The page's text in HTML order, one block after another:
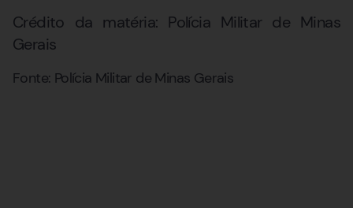
Crédito da matéria: Polícia Militar de Minas
Gerais
Fonte: Polícia Militar de Minas Gerais